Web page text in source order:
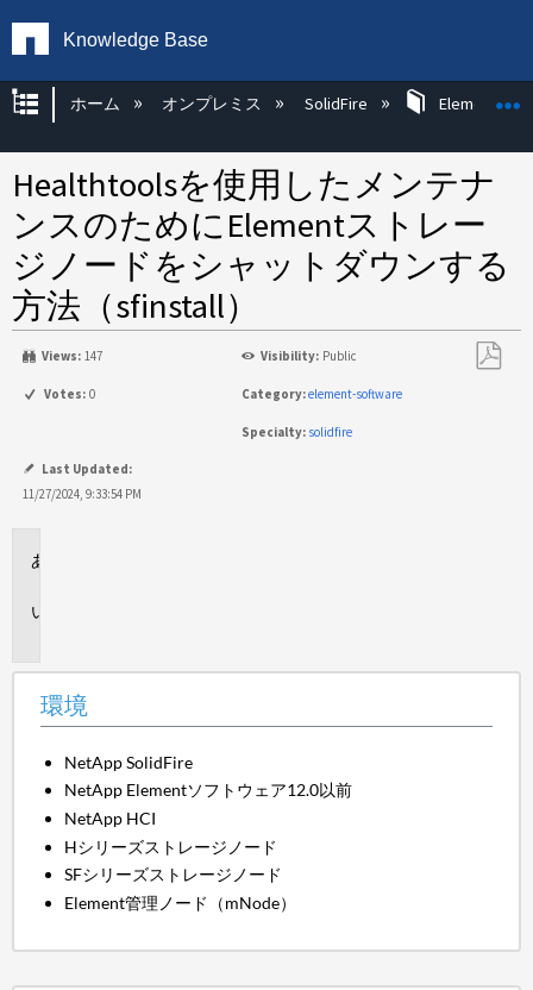
Knowledge Base
グローバル階層を展開/折りたたむ
ホーム オンプレミス SolidFire Element OS
Healthtoolsを使用したメンテナ
ンスのためにElementストレー
ジノードをシャットダウンする
方法（sfinstall）
Views: 147 Visibility: Public
Votes: 0 Category:element-software
Specialty: solidfire
Last Updated:
11/27/2024, 9:33:54 PM
環境
NetApp SolidFire
NetApp Elementソフトウェア12.0以前
NetApp HCI
Hシリーズストレージノード
SFシリーズストレージノード
Element管理ノード（mNode）